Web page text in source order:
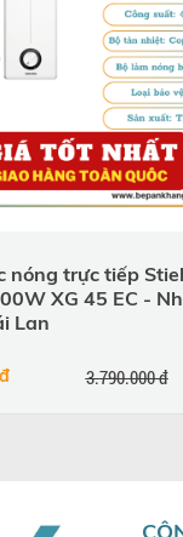
nóng trực tiếp
XG 45 EC -
Lan
3.790.000 đ